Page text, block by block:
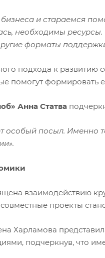
и стараемся
необходимы
форматы
подхода к
помогут формировать
Анна Статва
особый посыл. Именно
взаимодействию
проекты
Харламова
подчеркнув, что